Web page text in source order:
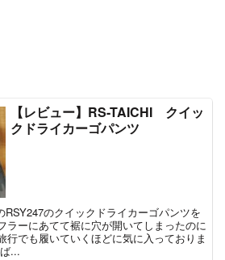
【レビュー】RS-TAICHI クイッ
クドライカーゴパンツ
RSY247のクイックドライカーゴパンツを
ラーにあてて裾に穴が開いてしまったのに
行でも履いていくほどに気に入っておりま
...